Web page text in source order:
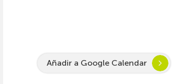
Añadir a Google Calendar